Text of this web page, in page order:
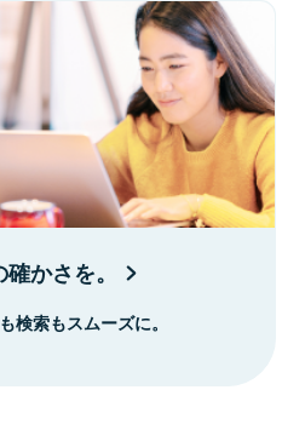
かさを。
検索もスムーズに。